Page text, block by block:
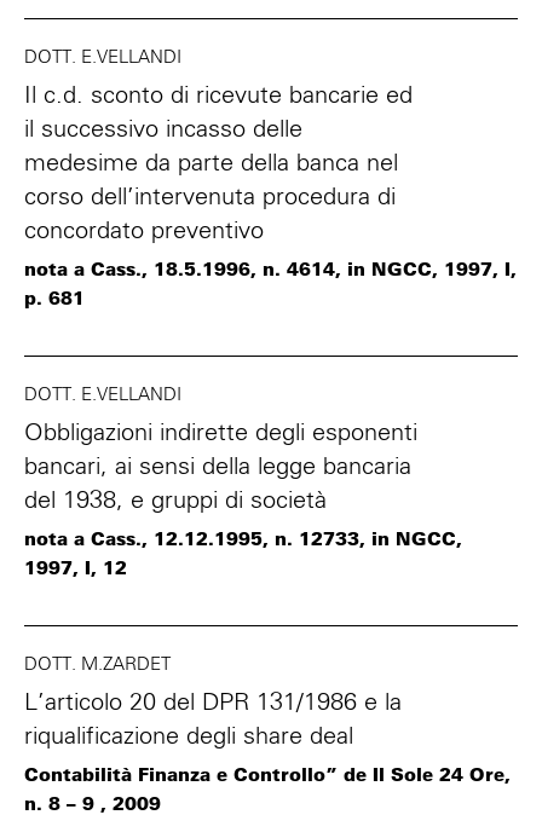
DOTT. E.VELLANDI
Il c.d. sconto di ricevute bancarie ed
il successivo incasso delle
medesime da parte della banca nel
corso dell’intervenuta procedura di
concordato preventivo
nota a Cass., 18.5.1996, n. 4614, in NGCC, 1997, I,
p. 681
DOTT. E.VELLANDI
Obbligazioni indirette degli esponenti
bancari, ai sensi della legge bancaria
del 1938, e gruppi di società
nota a Cass., 12.12.1995, n. 12733, in NGCC,
1997, I, 12
DOTT. M.ZARDET
L’articolo 20 del DPR 131/1986 e la
riqualificazione degli share deal
Contabilità Finanza e Controllo” de Il Sole 24 Ore,
n. 8 – 9 , 2009